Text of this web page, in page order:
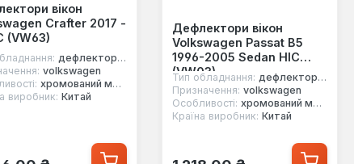
вікон
Crafter 2017 -
(VW63)
дефлектори вікон
volkswagen
хромований молдинг
виробник: Китай
ціна:
Дефлектори вікон
Volkswagen Passat B5
1996-2005 Sedan HIC
(VW03)
Тип обладнання: дефлектори вікон
Призначення: volkswagen
Особливості: хромований молдинг
Країна виробник: Китай
Звичайна ціна: